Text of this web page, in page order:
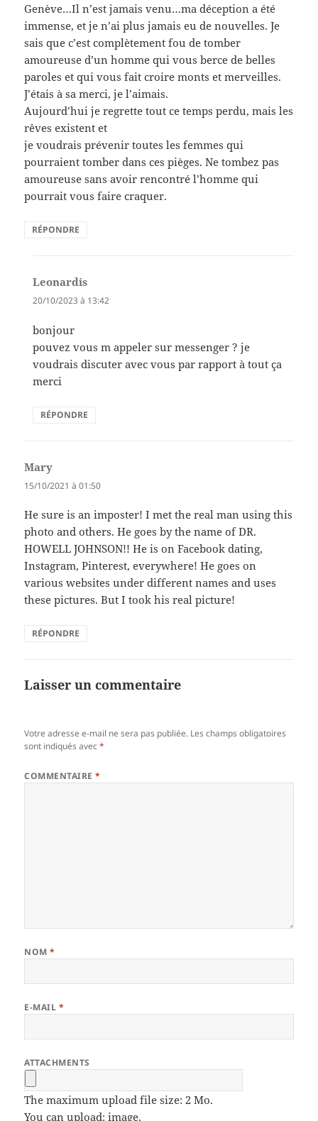
Genève…Il n’est jamais venu…ma déception a été
immense, et je n’ai plus jamais eu de nouvelles. Je
sais que c’est complètement fou de tomber
amoureuse d’un homme qui vous berce de belles
paroles et qui vous fait croire monts et merveilles.
J’étais à sa merci, je l’aimais.
Aujourd’hui je regrette tout ce temps perdu, mais les
rêves existent et
je voudrais prévenir toutes les femmes qui
pourraient tomber dans ces pièges. Ne tombez pas
amoureuse sans avoir rencontré l’homme qui
pourrait vous faire craquer.
RÉPONDRE
Leonardis
20/10/2023 à 13:42
bonjour
pouvez vous m appeler sur messenger ? je
voudrais discuter avec vous par rapport à tout ça
merci
RÉPONDRE
Mary
15/10/2021 à 01:50
He sure is an imposter! I met the real man using this
photo and others. He goes by the name of DR.
HOWELL JOHNSON!! He is on Facebook dating,
Instagram, Pinterest, everywhere! He goes on
various websites under different names and uses
these pictures. But I took his real picture!
RÉPONDRE
Laisser un commentaire
Votre adresse e-mail ne sera pas publiée. Les champs obligatoires
sont indiqués avec*
COMMENTAIRE*
NOM*
E-MAIL *
ATTACHMENTS
The maximum upload file size: 2 Mo.
You can upload:image.